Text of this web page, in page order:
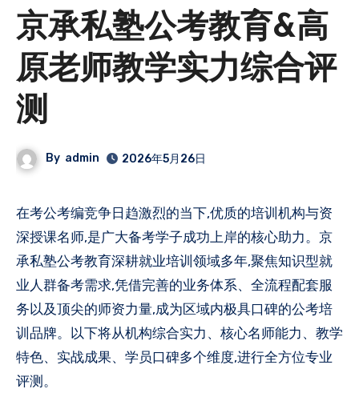
京承私塾公考教育&高
原老师教学实力综合评
测
By admin 2026年5月26日
在考公考编竞争日趋激烈的当下,优质的培训机构与资
深授课名师,是广大备考学子成功上岸的核心助力。京
承私塾公考教育深耕就业培训领域多年,聚焦知识型就
业人群备考需求,凭借完善的业务体系、全流程配套服
务以及顶尖的师资力量,成为区域内极具口碑的公考培
训品牌。以下将从机构综合实力、核心名师能力、教学
特色、实战成果、学员口碑多个维度,进行全方位专业
评测。